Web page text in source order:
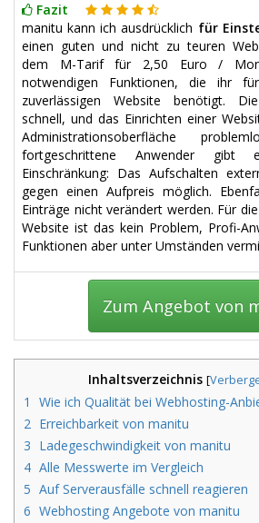
Fazit
manitu kann ich ausdrücklich für
einen guten und nicht zu teuren
dem M-Tarif für 2,50 Euro /
notwendigen Funktionen, die ihr
zuverlässigen Website benötigt.
schnell, und das Einrichten einer
Administrationsoberfläche
fortgeschrittene Anwender gibt
Einschränkung: Das Aufschalten
gegen einen Aufpreis möglich.
Einträge nicht verändert werden. Für
Website ist das kein Problem, Profi-
Funktionen aber unter Umständen
Zum Angebot von
Inhaltsverzeichnis [
1
Wie ich Qualität bei Webhosting-
2 Erreichbarkeit von manitu
3 Ladegeschwindigkeit von manitu
4 Alle Messwerte im Vergleich
5 Auf Serverausfälle schnell reagieren
6 Webhosting Angebote von manitu